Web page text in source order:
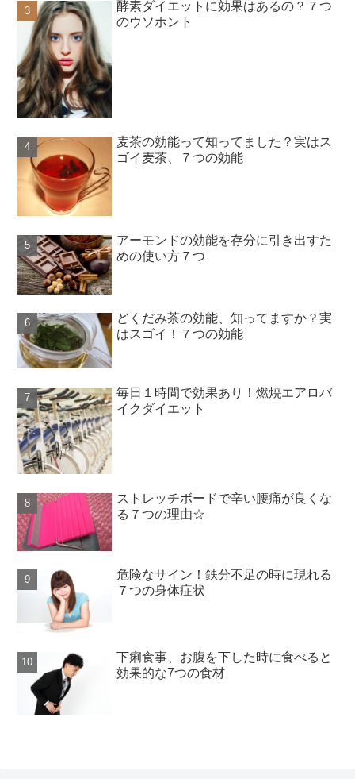
酵素ダイエットに効果はあるの？７つ
のウソホント
麦茶の効能って知ってました？実はス
ゴイ麦茶、７つの効能
アーモンドの効能を存分に引き出すた
めの使い方７つ
どくだみ茶の効能、知ってますか？実
はスゴイ！７つの効能
毎日１時間で効果あり！燃焼エアロバ
イクダイエット
ストレッチボードで辛い腰痛が良くな
る７つの理由☆
危険なサイン！鉄分不足の時に現れる
７つの身体症状
下痢食事、お腹を下した時に食べると
効果的な7つの食材